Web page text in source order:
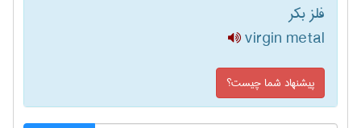
فلز بکر
virgin metal
پیشنهاد شما چیست؟